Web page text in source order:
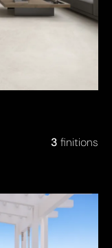
3 finitions